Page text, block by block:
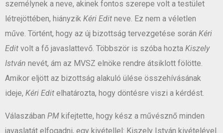
személynek a neve, akinek fontos szerepe volt a testület
létrejöttében, hiányzik Kéri Edit neve. Ez nem a véletlen
műve. Történt, hogy az új bizottság tervezgetése során Kéri
Edit volt a fő javaslattevő. Többször is szóba hozta Kiszely
István nevét, ám az MVSZ elnöke rendre átsiklott fölötte.
Amikor eljött az bizottság alakuló ülése összehívásának
ideje, Kéri Edit elhatározta, hogy döntésre viszi a kérdést.
Válaszában PM kifejtette, hogy kész a művésznő minden
javaslatát elfogadni, egy kivétellel: Kiszely István kivételével.